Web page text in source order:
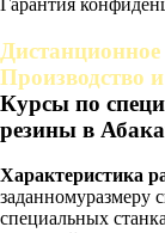
Производство
Курсы по
резины в
Характеристика
заданномуразмеру
специальных